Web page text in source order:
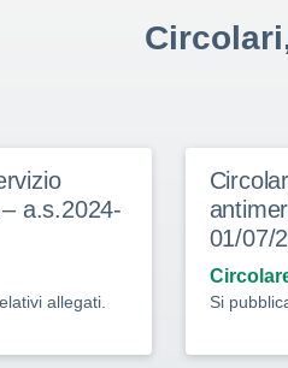
a.s.2024-
allegati.
01/07/
Si